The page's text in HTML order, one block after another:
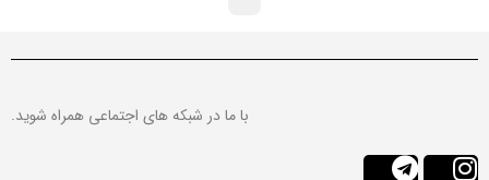
با ما در شبکه های اجتماعی همراه شوید.